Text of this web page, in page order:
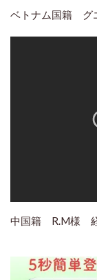
ベトナム国籍 グ
中国籍 R.M様